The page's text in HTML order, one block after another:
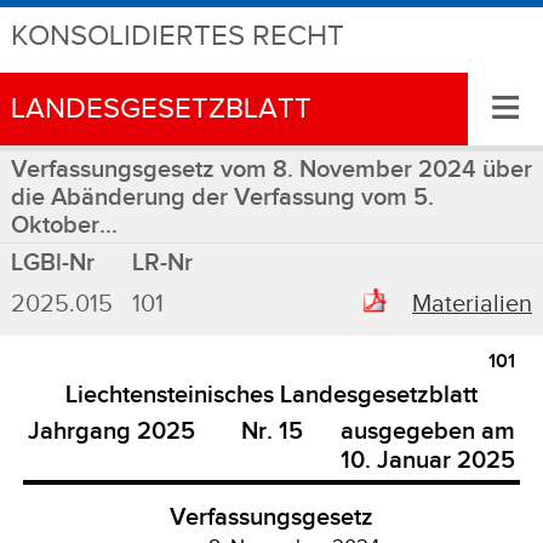
KONSOLIDIERTES RECHT
LANDESGESETZBLATT ≡
Verfassungsgesetz vom 8. November 2024 über
die Abänderung der Verfassung vom 5.
Oktober...
LGBl-Nr
LR-Nr
2025.015
101 Materialien